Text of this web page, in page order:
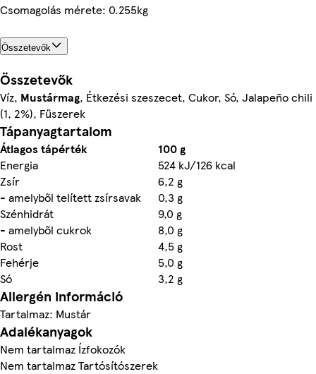
Csomagolás mérete: 0.255kg
Összetevők
Összetevők
Víz, Mustármag, Étkezési szeszecet, Cukor, Só, Jalapeño chili
(1, 2%), Fűszerek
Tápanyagtartalom
Átlagos tápérték
100 g
Energia
524 kJ/126 kcal
Zsír
6,2 g
- amelyből telített zsírsavak
0,3 g
Szénhidrát
9,0 g
- amelyből cukrok
8,0 g
Rost
4,5 g
Fehérje
5,0 g
Só
3,2 g
Allergén információ
Tartalmaz: Mustár
Adalékanyagok
Nem tartalmaz Ízfokozók
Nem tartalmaz Tartósítószerek